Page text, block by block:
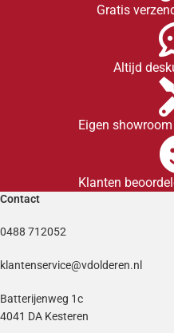
Gratis
Altijd
Eigen
Klanten
Contact
0488 712052
klantenservice@vdolderen.nl
Batterijenweg 1c
4041 DA Kesteren